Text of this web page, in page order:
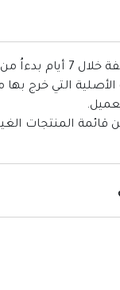
الطلب.
التي خرج بها
المنتجات الغير